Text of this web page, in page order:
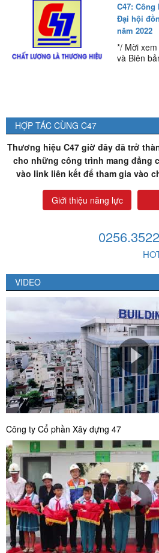
C47:
Đại hội
năm 2022
*/ Mời
và Biên
HỢP TÁC CÙNG C47
Thương hiệu C47 giờ đây đã trở
cho những công trình mang đẳng
vào link liên kết để tham gia vào
Giới thiệu năng lực
VIDEO
Công ty Cổ phần Xây dựng 47